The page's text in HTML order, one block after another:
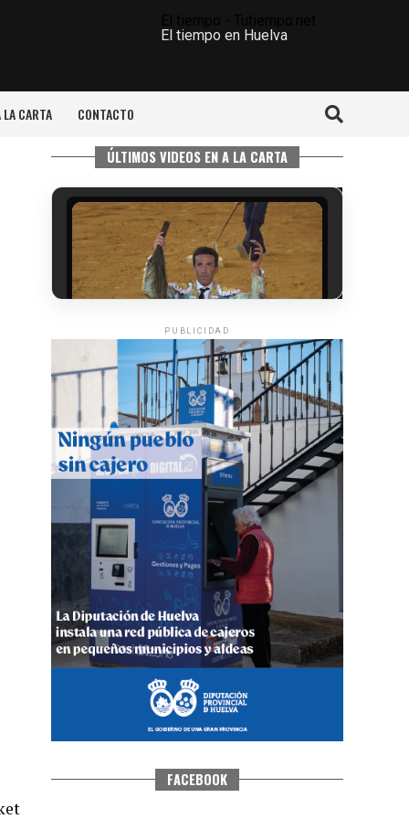
El tiempo en Huelva
LA CARTA CONTACTO
ÚLTIMOS VIDEOS EN A LA CARTA
6º DÍA DE LAS FIESTAS COLOMBINAS
2026
·Huelvatv
QUINTA CORRIDA DE LAS FIESTAS
COLOMBINAS 2026
hace 4 días· Huelvatv
PUBLICIDAD
FACEBOOK